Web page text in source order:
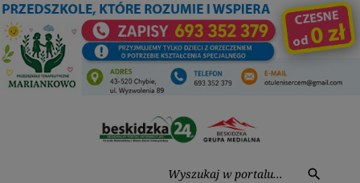
Przejdź
do
treści
search